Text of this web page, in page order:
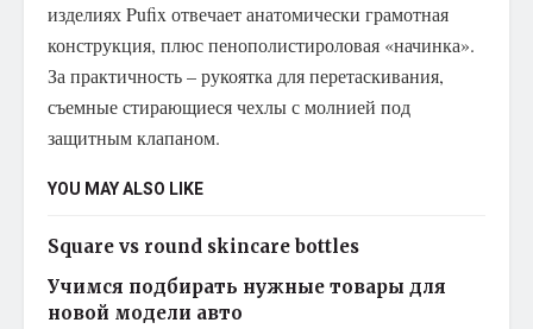
изделиях Pufix отвечает анатомически грамотная
конструкция, плюс пенополистироловая «начинка».
За практичность – рукоятка для перетаскивания,
съемные стирающиеся чехлы с молнией под
защитным клапаном.
YOU MAY ALSO LIKE
Square vs round skincare bottles
Учимся подбирать нужные товары для
новой модели авто